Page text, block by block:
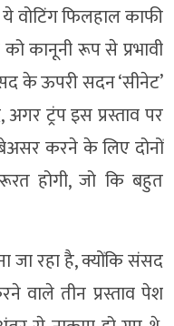
वोटिंग फिलहाल काफी
कानूनी रूप से प्रभावी
के ऊपरी सदन ‘सीनेट’
ट्रंप इस प्रस्ताव पर
करने के लिए दोनों
होगी, जो कि बहुत
जा रहा है, क्योंकि संसद
वाले तीन प्रस्ताव पेश